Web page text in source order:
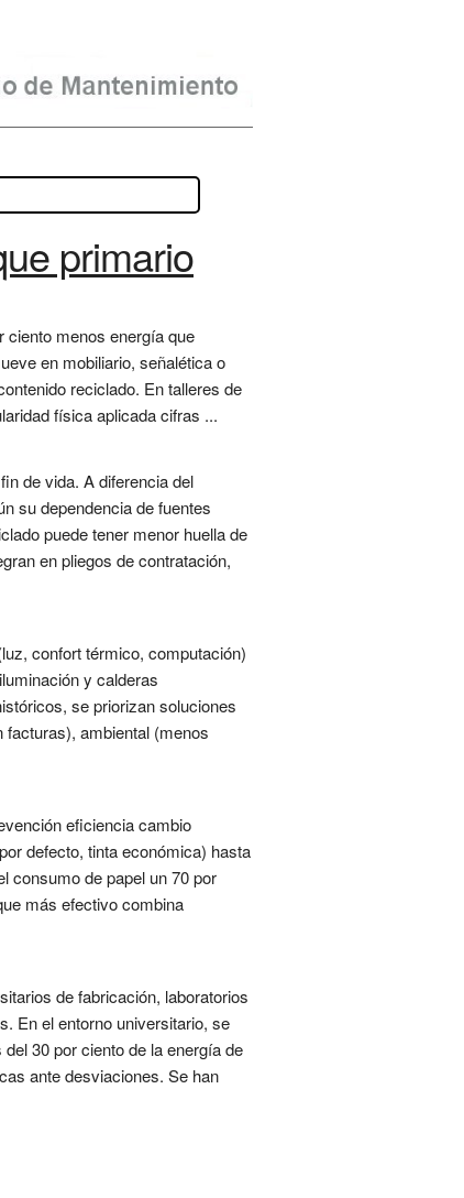
primario
ciento menos energía que
en mobiliario, señalética o
reciclado. En talleres de
física aplicada cifras ...
de vida. A diferencia del
su dependencia de fuentes
puede tener menor huella de
en pliegos de contratación,
confort térmico, computación)
y calderas
se priorizan soluciones
ambiental (menos
eficiencia cambio
defecto, tinta económica) hasta
consumo de papel un 70 por
más efectivo combina
de fabricación, laboratorios
En el entorno universitario, se
30 por ciento de la energía de
ante desviaciones. Se han